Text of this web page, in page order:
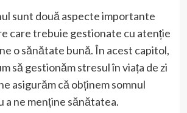
sunt două aspecte importante
care trebuie gestionate cu atenție
o sănătate bună. În acest capitol,
să gestionăm stresul în viața de zi
asigurăm că obținem somnul
a ne menține sănătatea.